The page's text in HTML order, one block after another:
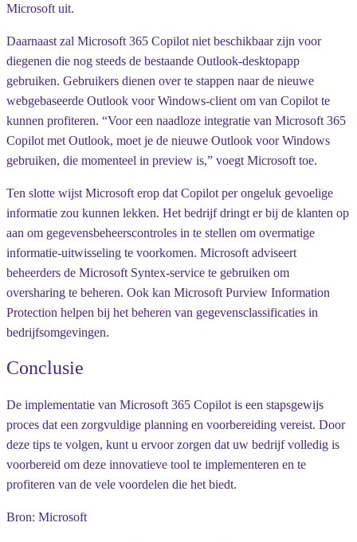
Microsoft uit.
Daarnaast zal Microsoft 365 Copilot niet beschikbaar zijn voor
diegenen die nog steeds de bestaande Outlook-desktopapp
gebruiken. Gebruikers dienen over te stappen naar de nieuwe
webgebaseerde Outlook voor Windows-client om van Copilot te
kunnen profiteren. “Voor een naadloze integratie van Microsoft 365
Copilot met Outlook, moet je de nieuwe Outlook voor Windows
gebruiken, die momenteel in preview is,” voegt Microsoft toe.
Ten slotte wijst Microsoft erop dat Copilot per ongeluk gevoelige
informatie zou kunnen lekken. Het bedrijf dringt er bij de klanten op
aan om gegevensbeheerscontroles in te stellen om overmatige
informatie-uitwisseling te voorkomen. Microsoft adviseert
beheerders de Microsoft Syntex-service te gebruiken om
oversharing te beheren. Ook kan Microsoft Purview Information
Protection helpen bij het beheren van gegevensclassificaties in
bedrijfsomgevingen.
Conclusie
De implementatie van Microsoft 365 Copilot is een stapsgewijs
proces dat een zorgvuldige planning en voorbereiding vereist. Door
deze tips te volgen, kunt u ervoor zorgen dat uw bedrijf volledig is
voorbereid om deze innovatieve tool te implementeren en te
profiteren van de vele voordelen die het biedt.
Bron: Microsoft